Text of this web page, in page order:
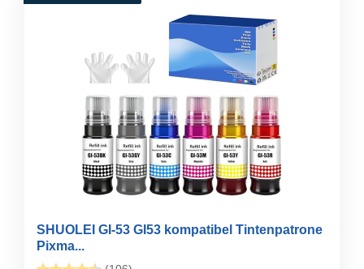
SHUOLEI GI-53 GI53 kompatibel Tintenpatrone
Pixma...